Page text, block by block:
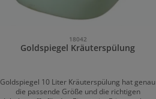
18042
Goldspiegel Kräuterspülung
Goldspiegel 10 Liter Kräuterspülung hat genau
die passende Größe und die richtigen